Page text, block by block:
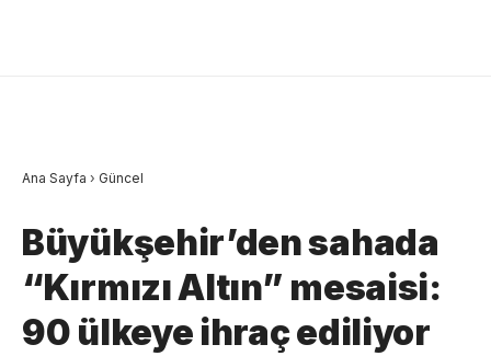
Ana Sayfa › Güncel
Büyükşehir’den sahada
“Kırmızı Altın” mesaisi:
90 ülkeye ihraç ediliyor